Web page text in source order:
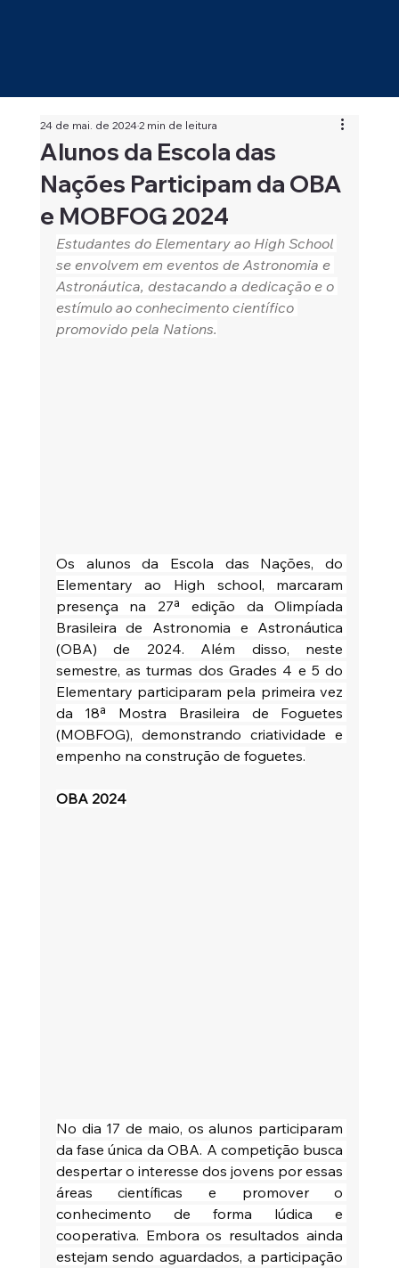
Alunos da Escola das
Nações Participam da OBA
e MOBFOG 2024
24 de mai. de 20242 min de leitura
Estudantes do Elementary ao High School
se envolvem em eventos de Astronomia e
Astronáutica, destacando a dedicação e o
estímulo ao conhecimento científico
promovido pela Nations.
Os alunos da Escola das Nações, do
Elementary ao High school, marcaram
presença na 27ª edição da Olimpíada
Brasileira de Astronomia e Astronáutica
(OBA) de 2024. Além disso, neste
semestre, as turmas dos Grades 4 e 5 do
Elementary participaram pela primeira vez
da 18ª Mostra Brasileira de Foguetes
(MOBFOG), demonstrando criatividade e
empenho na construção de foguetes.
OBA 2024
No dia 17 de maio, os alunos participaram
da fase única da OBA. A competição busca
despertar o interesse dos jovens por essas
áreas científicas e promover o
conhecimento de forma lúdica e
cooperativa. Embora os resultados ainda
estejam sendo aguardados, a participação